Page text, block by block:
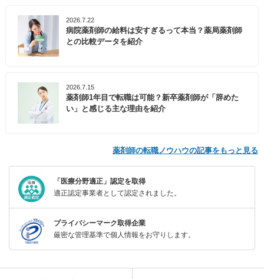
2026.7.22
病院薬剤師の給料は安すぎるって本当？薬局薬剤師
との比較データを紹介
2026.7.15
薬剤師1年目で転職は可能？新卒薬剤師が「辞めた
い」と感じる主な理由を紹介
薬剤師の転職ノウハウの記事をもっと見る
「医療分野適正」認定を取得
適正認定事業者として認定されました。
プライバシーマーク取得企業
厳密な管理基準で個人情報をお守りします。